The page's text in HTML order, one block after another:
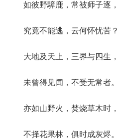
如彼野騿鹿，常被师子逐，
究竟不能逃，云何怀忧苦？
大地及天上，三界与四生，
未曾得见闻，不受无常者。
亦如山野火，焚烧草木时，
不择花果林，俱时成灰烬。